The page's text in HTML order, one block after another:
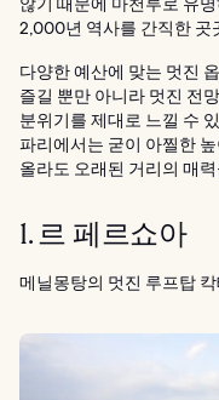
2,000년 역사를 간직한 곳
다양한 예산에 맞는 멋진
즐길 뿐만 아니라 멋진 전
분위기를 제대로 느낄 수
파리에서는 굳이 아찔한
올라도 오래된 거리의 매
1. 르 페르쇼아
메닐몽탕의 멋진 루프탑